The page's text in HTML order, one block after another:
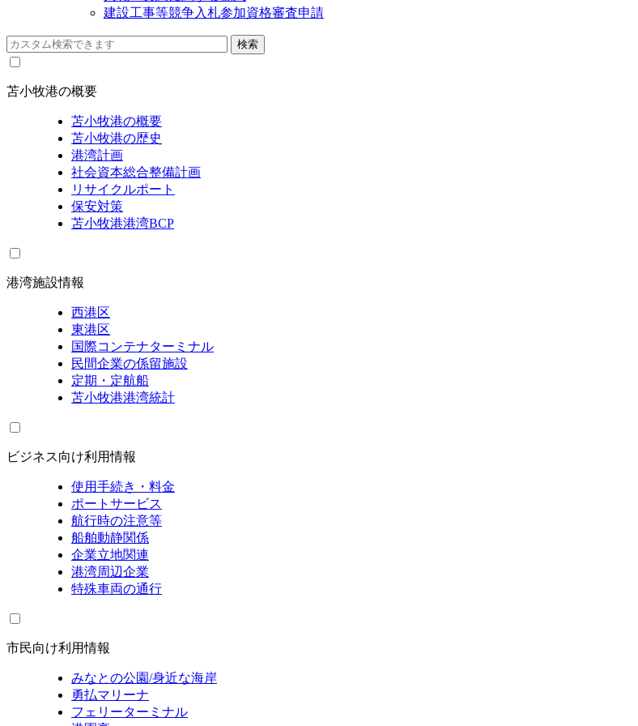
建設工事等競争入札参加資格審査申請
苫小牧港の概要
苫小牧港の概要
苫小牧港の歴史
港湾計画
社会資本総合整備計画
リサイクルポート
保安対策
苫小牧港港湾BCP
港湾施設情報
西港区
東港区
国際コンテナターミナル
民間企業の係留施設
定期・定航船
苫小牧港港湾統計
ビジネス向け利用情報
使用手続き・料金
ポートサービス
航行時の注意等
船舶動静関係
企業立地関連
港湾周辺企業
特殊車両の通行
市民向け利用情報
みなとの公園/身近な海岸
勇払マリーナ
フェリーターミナル